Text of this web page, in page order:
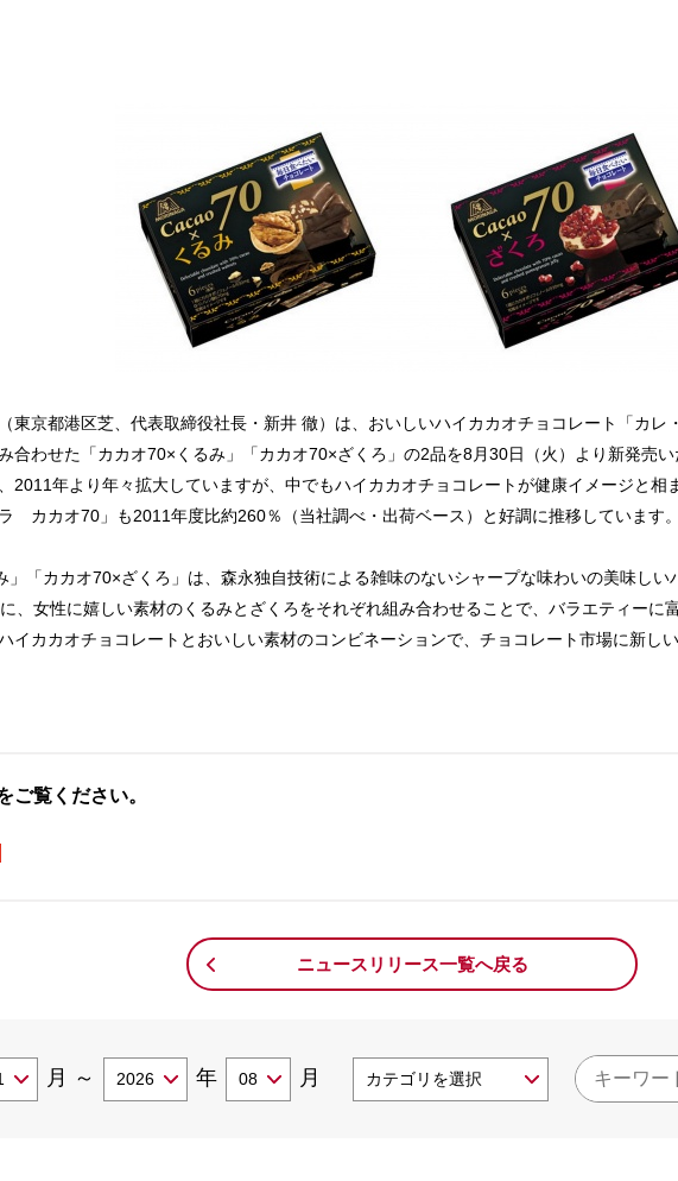
東京都港区芝、代表取締役社長・新井 徹）は、おいしいハイカカオチョコレート「カレ
合わせた「カカオ70×くるみ」「カカオ70×ざくろ」の2品を8月30日（火）より新発売
2011年より年々拡大していますが、中でもハイカカオチョコレートが健康イメージと相
ラ カカオ70」も2011年度比約260％（当社調べ・出荷ベース）と好調に推移しています
「カカオ70×ざくろ」は、森永独自技術による雑味のないシャープな味わいの美味しい
、女性に嬉しい素材のくるみとざくろをそれぞれ組み合わせることで、バラエティーに
イカカオチョコレートとおいしい素材のコンビネーションで、チョコレート市場に新し
ご覧ください。
ニュースリリース一覧へ戻る
月 ～ 年 月